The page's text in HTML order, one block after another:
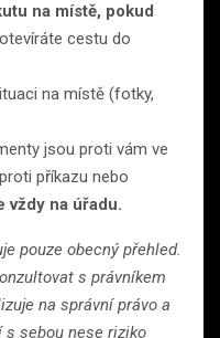
na místě, pokud
cestu do
na místě (fotky,
jsou proti vám ve
příkazu nebo
vždy na úřadu.
pouze obecný přehled.
s právníkem
na správní právo a
s sebou nese riziko